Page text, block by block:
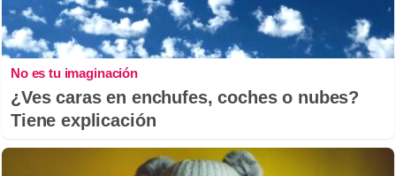
No es tu imaginación
¿Ves caras en enchufes, coches o nubes?
Tiene explicación